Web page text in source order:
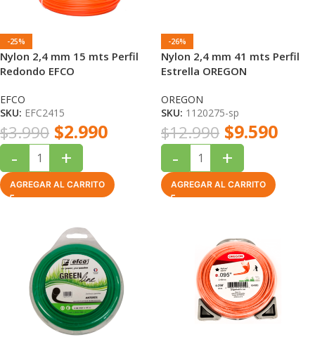
-25%
Nylon 2,4 mm 15 mts Perfil
Redondo EFCO
EFCO
SKU: EFC2415
$3.990 $2.990
- +
AGREGAR AL CARRITO
-26%
Nylon 2,4 mm 41 mts Perfil
Estrella OREGON
OREGON
SKU: 1120275-sp
$12.990 $9.590
- +
AGREGAR AL CARRITO